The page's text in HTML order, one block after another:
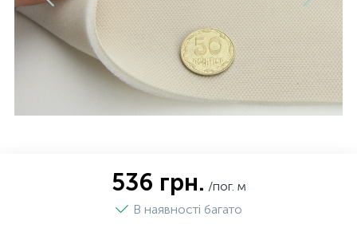
536 грн. /пог. м
В наявності багато